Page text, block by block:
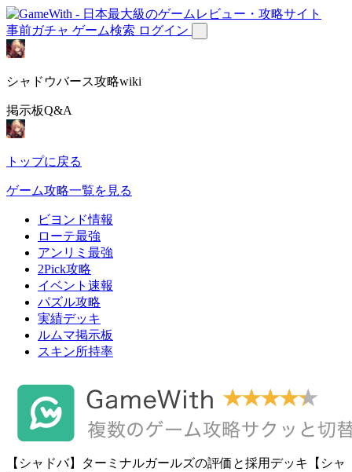
事前ガチャ ゲーム検索 ログイン
シャドウバース攻略wiki
掲示板Q&A
トップに戻る
ゲーム攻略一覧を見る
ビヨンド情報
ローテ最強
アンリミ最強
2Pick攻略
イベント速報
パズル攻略
実績デッキ
ルムマ掲示板
スキン所持率
【シャドバ】ターミナルガールズの評価と採用デッキ【シャ